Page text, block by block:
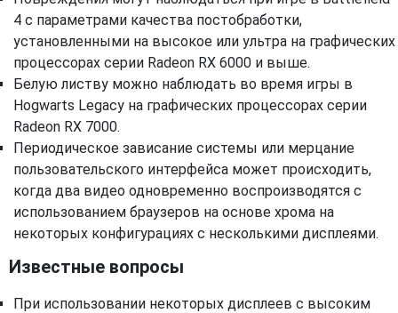
4 с параметрами качества постобработки,
установленными на высокое или ультра на графических
процессорах серии Radeon RX 6000 и выше.
Белую листву можно наблюдать во время игры в
Hogwarts Legacy на графических процессорах серии
Radeon RX 7000.
Периодическое зависание системы или мерцание
пользовательского интерфейса может происходить,
когда два видео одновременно воспроизводятся с
использованием браузеров на основе хрома на
некоторых конфигурациях с несколькими дисплеями.
Известные вопросы
При использовании некоторых дисплеев с высоким